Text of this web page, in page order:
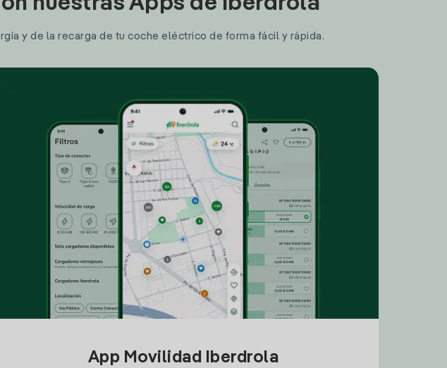
y de la recarga de tu coche eléctrico de forma fácil y rápida.
App Movilidad Iberdrola